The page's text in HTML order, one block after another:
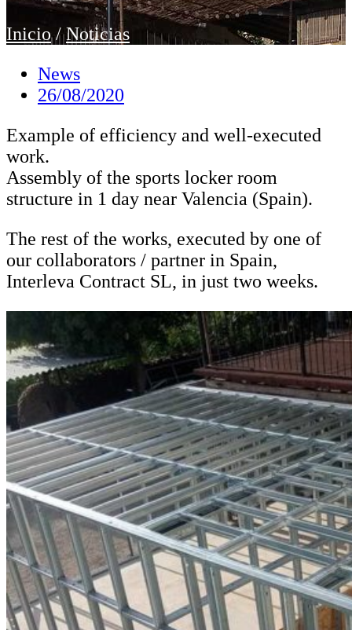
Inicio/Noticias
News
26/08/2020
Example of efficiency and well-executed
work.
Assembly of the sports locker room
structure in 1 day near Valencia (Spain).
The rest of the works, executed by one of
our collaborators / partner in Spain,
Interleva Contract SL, in just two weeks.